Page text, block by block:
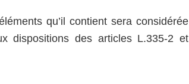
qu’il contient sera considérée
dispositions des articles L.335-2 et